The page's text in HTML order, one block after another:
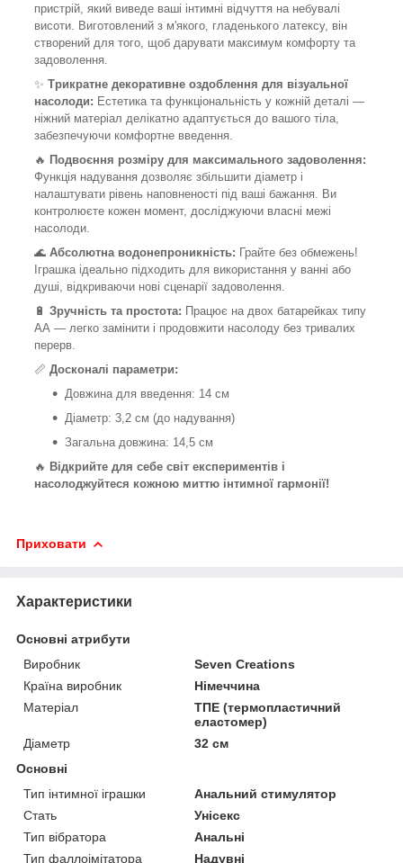
пристрій, який виведе ваші інтимні відчуття на небувалі
висоти. Виготовлений з м'якого, гладенького латексу, він
створений для того, щоб дарувати максимум комфорту та
задоволення.
✨ Трикратне декоративне оздоблення для візуальної
насолоди: Естетика та функціональність у кожній деталі —
ніжний матеріал делікатно адаптується до вашого тіла,
забезпечуючи комфортне введення.
🔥 Подвоєння розміру для максимального задоволення:
Функція надування дозволяє збільшити діаметр і
налаштувати рівень наповненості під ваші бажання. Ви
контролюєте кожен момент, досліджуючи власні межі
насолоди.
🌊 Абсолютна водонепроникність: Грайте без обмежень!
Іграшка ідеально підходить для використання у ванні або
душі, відкриваючи нові сценарії задоволення.
🔋 Зручність та простота: Працює на двох батарейках типу
АА — легко замінити і продовжити насолоду без тривалих
перерв.
📏 Досконалі параметри:
Довжина для введення: 14 см
Діаметр: 3,2 см (до надування)
Загальна довжина: 14,5 см
🔥 Відкрийте для себе світ експериментів і
насолоджуйтеся кожною миттю інтимної гармонії!
Приховати
Характеристики
Основні атрибути
Виробник
Seven Creations
Країна виробник
Німеччина
Матеріал
ТПЕ (термопластичний
еластомер)
Діаметр
32 см
Основні
Тип інтимної іграшки
Анальний стимулятор
Стать
Унісекс
Тип вібратора
Анальні
Тип фаллоімітатора
Надувні